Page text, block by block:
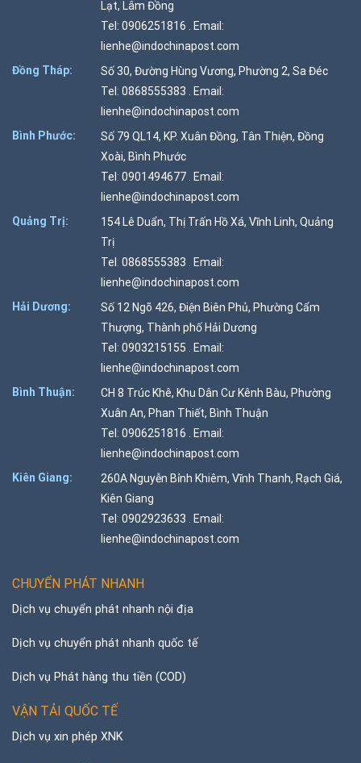
Lạt, Lâm Đồng
Tel: 0906251816 . Email:
lienhe@indochinapost.com
Đồng Tháp:
Số 30, Đường Hùng Vương, Phường 2, Sa Đéc
Tel: 0868555383 . Email:
lienhe@indochinapost.com
Bình Phước:
Số 79 QL14, KP. Xuân Đồng, Tân Thiện, Đồng
Xoài, Bình Phước
Tel: 0901494677 . Email:
lienhe@indochinapost.com
Quảng Trị:
154 Lê Duẩn, Thị Trấn Hồ Xá, Vĩnh Linh, Quảng
Trị
Tel: 0868555383 . Email:
lienhe@indochinapost.com
Hải Dương:
Số 12 Ngõ 426, Điện Biên Phủ, Phường Cẩm
Thượng, Thành phố Hải Dương
Tel: 0903215155 . Email:
lienhe@indochinapost.com
Bình Thuận:
CH 8 Trúc Khê, Khu Dân Cư Kênh Bàu, Phường
Xuân An, Phan Thiết, Bình Thuận
Tel: 0906251816 . Email:
lienhe@indochinapost.com
Kiên Giang:
260A Nguyễn Bỉnh Khiêm, Vĩnh Thanh, Rạch Giá,
Kiên Giang
Tel: 0902923633 . Email:
lienhe@indochinapost.com
CHUYỂN PHÁT NHANH
Dịch vụ chuyển phát nhanh nội địa
Dịch vụ chuyển phát nhanh quốc tế
Dịch vụ Phát hàng thu tiền (COD)
VẬN TẢI QUỐC TẾ
Dịch vụ xin phép XNK